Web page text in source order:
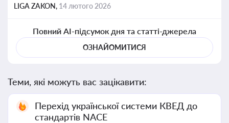
LIGA ZAKON, 14 лютого 2026
Повний AI-підсумок дня та статті-джерела
ОЗНАЙОМИТИСЯ
Теми, які можуть вас зацікавити:
Перехід української системи КВЕД до
стандартів NACE